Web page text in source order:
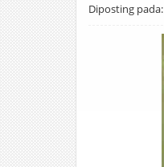
Diposting pada: